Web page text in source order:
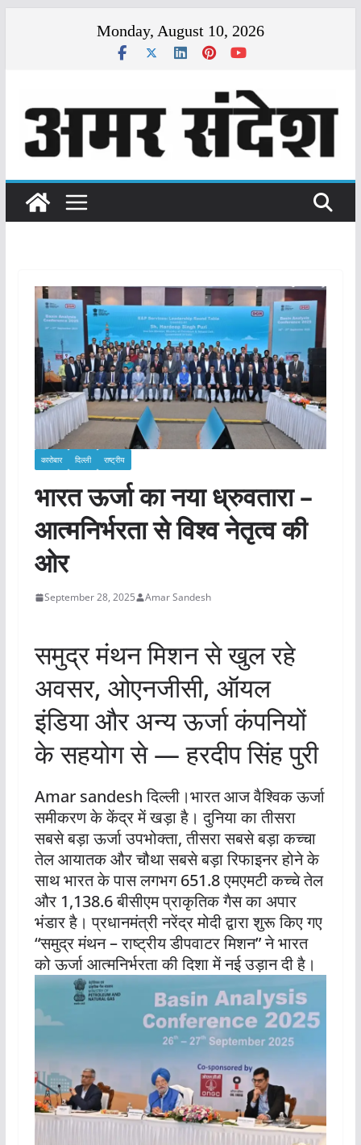
Monday, August 10, 2026
कारोबार दिल्ली राष्ट्रीय
भारत ऊर्जा का नया ध्रुवतारा –
आत्मनिर्भरता से विश्व नेतृत्व की
ओर
September 28, 2025 Amar Sandesh
समुद्र मंथन मिशन से खुल रहे
अवसर, ओएनजीसी, ऑयल
इंडिया और अन्य ऊर्जा कंपनियों
के सहयोग से — हरदीप सिंह पुरी
Amar sandesh दिल्ली।भारत आज वैश्विक ऊर्जा
समीकरण के केंद्र में खड़ा है। दुनिया का तीसरा
सबसे बड़ा ऊर्जा उपभोक्ता, तीसरा सबसे बड़ा कच्चा
तेल आयातक और चौथा सबसे बड़ा रिफाइनर होने के
साथ भारत के पास लगभग 651.8 एमएमटी कच्चे तेल
और 1,138.6 बीसीएम प्राकृतिक गैस का अपार
भंडार है। प्रधानमंत्री नरेंद्र मोदी द्वारा शुरू किए गए
“समुद्र मंथन – राष्ट्रीय डीपवाटर मिशन” ने भारत
को ऊर्जा आत्मनिर्भरता की दिशा में नई उड़ान दी है।